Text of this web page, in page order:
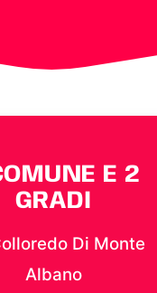
E 2
GRADI
Di Monte
Albano